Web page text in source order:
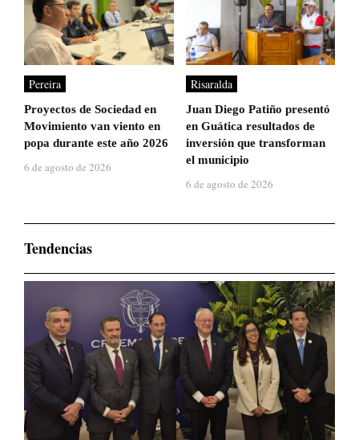
Pereira
Proyectos de Sociedad en
Movimiento van viento en
popa durante este año 2026
6 de agosto de 2026
Risaralda
Juan Diego Patiño presentó
en Guática resultados de
inversión que transforman
el municipio
6 de agosto de 2026
Tendencias